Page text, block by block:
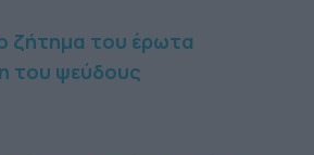
ζήτημα του έρωτα
του ψεύδους